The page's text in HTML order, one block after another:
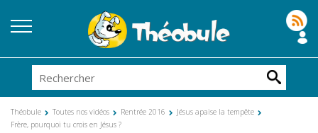
Théobule Toutes nos vidéos Rentrée 2016
Jésus apaise la tempête
Frère, pourquoi tu crois en Jésus ?